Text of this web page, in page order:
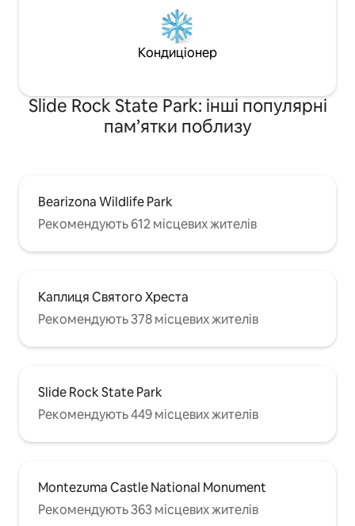
Кондиціонер
Slide Rock State Park: інші популярні
пам’ятки поблизу
Bearizona Wildlife Park
Рекомендують 612 місцевих жителів
Каплиця Святого Хреста
Рекомендують 378 місцевих жителів
Slide Rock State Park
Рекомендують 449 місцевих жителів
Montezuma Castle National Monument
Рекомендують 363 місцевих жителів